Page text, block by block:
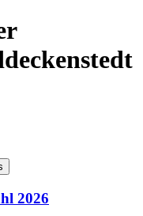
2026